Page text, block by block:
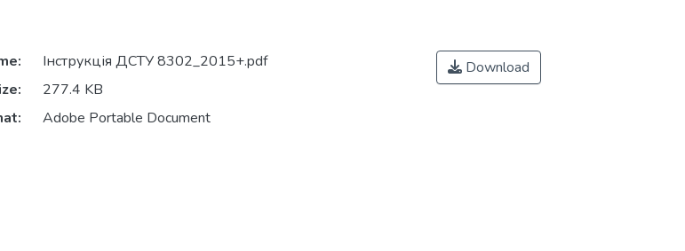
Інструкція ДСТУ 8302_2015+.pdf
277.4 KB
Adobe Portable Document
Download